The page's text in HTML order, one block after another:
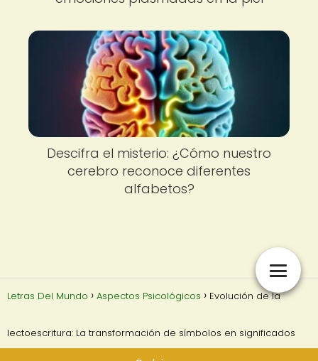
Descifra el misterio: ¿Cómo nuestro
cerebro reconoce diferentes
alfabetos?
Letras Del Mundo Aspectos Psicológicos Evolución de la
lectoescritura: La transformación de símbolos en significados